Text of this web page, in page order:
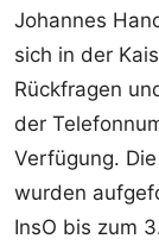
Johannes
sich in der
Rückfragen
der
Verfügung.
wurden
InsO bis zum